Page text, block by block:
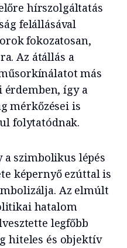
hírszolgáltatás
felállásával
fokozatosan,
Az átállás a
más
így a
mérkőzései is
folytatódnak.
a szimbolikus lépés
képernyő ezúttal is
Az elmúlt
hatalom
legfőbb
hiteles és objektív